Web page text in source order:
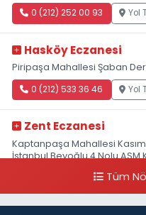
0 (212) 252 00 93 Yol
Hasköy Eczanesi
Piripaşa Mahallesi Şaban
0 (212) 533 36 46 Yol
Zent Eczanesi
Kaptanpaşa Mahallesi
İstanbul Beyoğlu 4 Nolu ASM
0 (212) 297 96 92 Yol
Tüm